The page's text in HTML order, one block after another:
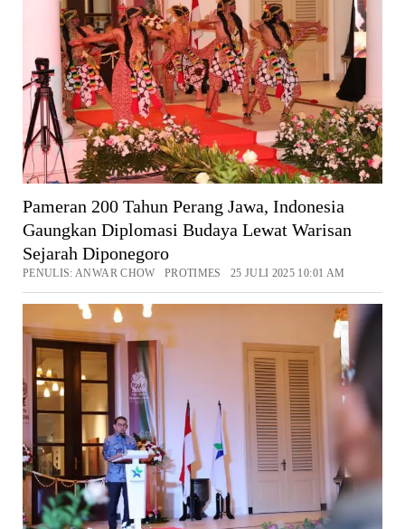
Pameran 200 Tahun Perang Jawa, Indonesia
Gaungkan Diplomasi Budaya Lewat Warisan
Sejarah Diponegoro
PENULIS: ANWAR CHOW PROTIMES 25 JULI 2025 10:01 AM